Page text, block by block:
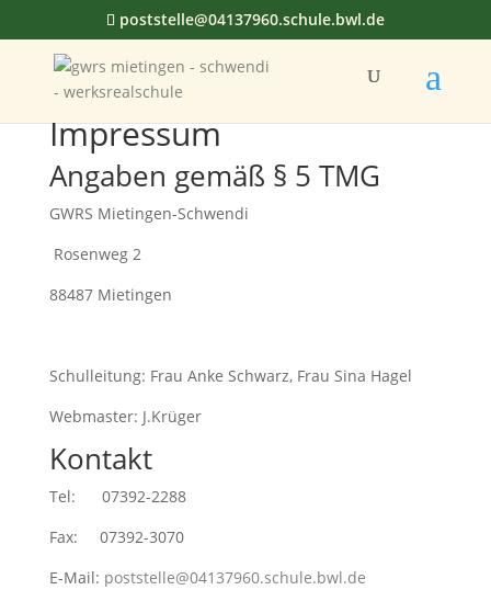
poststelle@04137960.schule.bwl.de
Impressum
Angaben gemäß § 5 TMG
GWRS Mietingen-Schwendi
Rosenweg 2
88487 Mietingen
Schulleitung: Frau Anke Schwarz, Frau Sina Hagel
Webmaster: J.Krüger
Kontakt
Tel: 07392-2288
Fax: 07392-3070
E-Mail: poststelle@04137960.schule.bwl.de